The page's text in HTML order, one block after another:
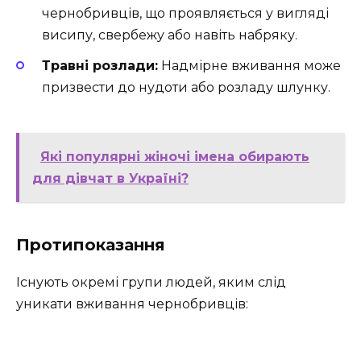
чернобривців, що проявляється у вигляді
висипу, свербежу або навіть набряку.
Травні розлади: Надмірне вживання може
призвести до нудоти або розладу шлунку.
Які популярні жіночі імена обирають
для дівчат в Україні?
Протипоказання
Існують окремі групи людей, яким слід
уникати вживання чернобривців: